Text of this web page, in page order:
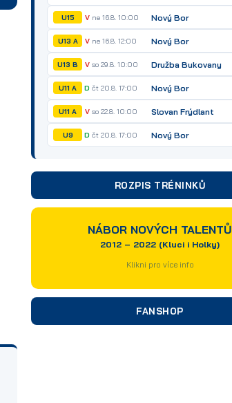
U15 V ne 16.8. 10:00 Nový Bor
U13 A V ne 16.8. 12:00 Nový Bor
U13 B V so 29.8. 10:00 Družba Bukovany
U11 A D čt 20.8. 17:00 Nový Bor
U11 A V so 22.8. 10:00 Slovan Frýdlant
U9 D čt 20.8. 17:00 Nový Bor
ROZPIS TRÉNINKŮ
NÁBOR NOVÝCH TALENTŮ
2012 – 2022 (Kluci i Holky)
Klikni pro více info
FANSHOP